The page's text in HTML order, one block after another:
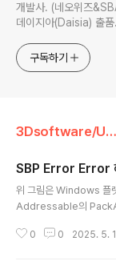
개발사. (네오위즈
데이지아(Daisia) 출
https://
구독하기
3Dsoftware/Unity 3D
SBP Error Error
위 그림은 Windows 플
Addressable의
0 0 2025. 5.